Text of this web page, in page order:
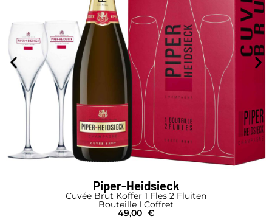
Piper-Heidsieck
Cuvée Brut Koffer 1 Fles 2 Fluiten
Bouteille I Coffret
49,00 €